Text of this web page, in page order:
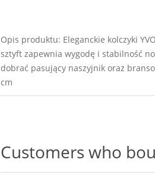
Opis produktu: Eleganckie kolczyki
sztyft zapewnia wygodę i stabilność
dobrać pasujący naszyjnik oraz
cm
Customers who